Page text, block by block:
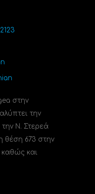
στην
την
την Ν. Στερεά
θέση 673 στην
και